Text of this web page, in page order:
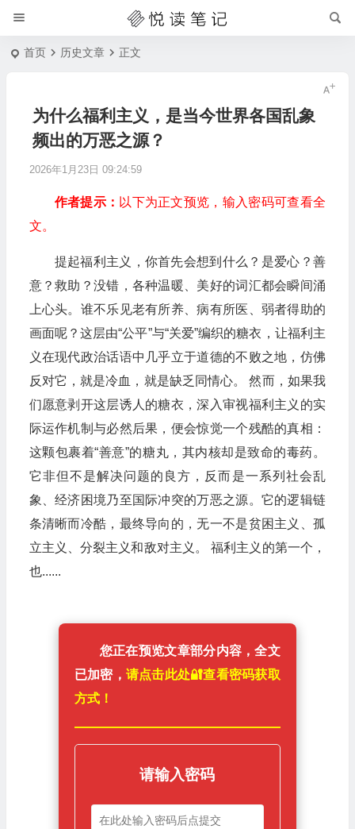
首页 历史文章 正文
为什么福利主义，是当今世界各国乱象
频出的万恶之源？
2026年1月23日 09:24:59
作者提示： 以下为正文预览，输入密码可查看全
文。
提起福利主义，你首先会想到什么？是爱心？善
意？救助？没错，各种温暖、美好的词汇都会瞬间涌
上心头。谁不乐见老有所养、病有所医、弱者得助的
画面呢？这层由“公平”与“关爱”编织的糖衣，让福利主
义在现代政治话语中几乎立于道德的不败之地，仿佛
反对它，就是冷血，就是缺乏同情心。 然而，如果我
们愿意剥开这层诱人的糖衣，深入审视福利主义的实
际运作机制与必然后果，便会惊觉一个残酷的真相：
这颗包裹着“善意”的糖丸，其内核却是致命的毒药。
它非但不是解决问题的良方，反而是一系列社会乱
象、经济困境乃至国际冲突的万恶之源。它的逻辑链
条清晰而冷酷，最终导向的，无一不是贫困主义、孤
立主义、分裂主义和敌对主义。 福利主义的第一个，
也......
您正在预览文章部分内容，全文
已加密， 请点击此处🔐️查看密码获取
方式！
请输入密码